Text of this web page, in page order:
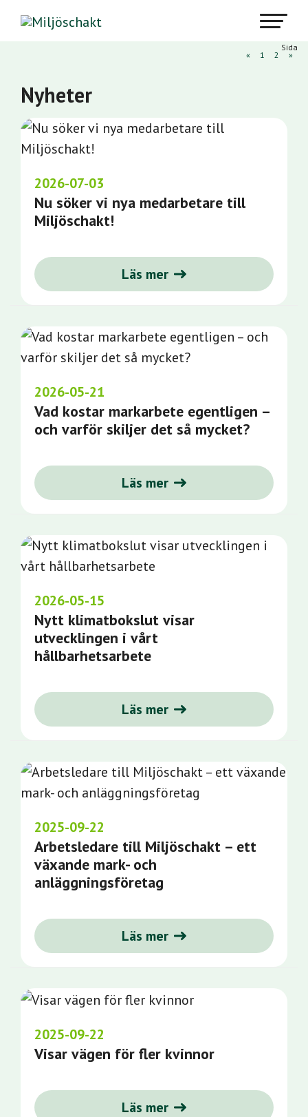
Nyheter
2026-07-03
Nu söker vi nya medarbetare till
Miljöschakt!
Läs mer
2026-05-21
Vad kostar markarbete egentligen –
och varför skiljer det så mycket?
Läs mer
2026-05-15
Nytt klimatbokslut visar
utvecklingen i vårt
hållbarhetsarbete
Läs mer
2025-09-22
Arbetsledare till Miljöschakt – ett
växande mark- och
anläggningsföretag
Läs mer
2025-09-22
Visar vägen för fler kvinnor
Läs mer
Sida
« 1 2 »